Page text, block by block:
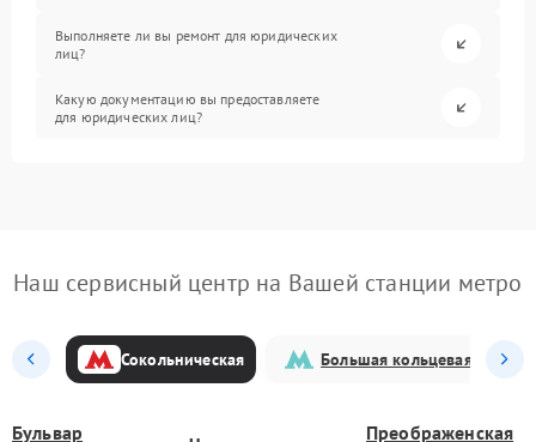
Выполняете ли вы ремонт для юридических
лиц?
Какую документацию вы предоставляете
для юридических лиц?
Наш сервисный центр на Вашей станции метро
Сокольническая Большая кольцевая
Бульвар Преображенская